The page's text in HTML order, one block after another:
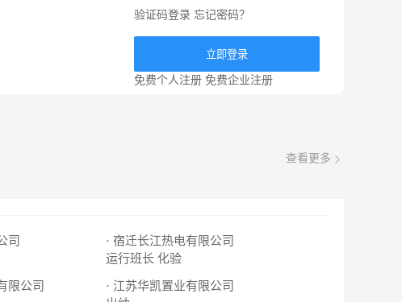
验证码登录 忘记密码？
立即登录
免费个人注册 免费企业注册
查看更多
司
· 宿迁长江热电有限公司
运行班长 化验
限公司
· 江苏华凯置业有限公司